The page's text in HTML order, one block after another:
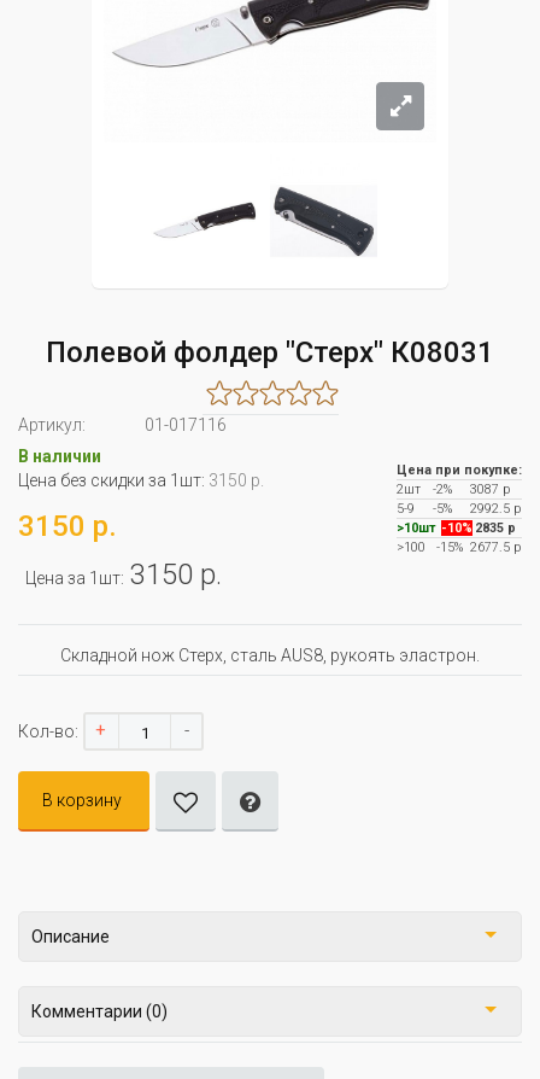
Полевой фолдер "Стерх" К08031
Артикул:
01-017116
В наличии
Цена без скидки за 1шт: 3150 р.
3150 р.
Цена за 1шт: 3150 р.
Цена при покупке:
2шт
-2%
3087 р
5-9
-5%
2992.5 р
>10шт -10% 2835 р
>100
-15% 2677.5 р
Складной нож Стерх, сталь AUS8, рукоять эластрон.
Кол-во: + -
В корзину
Описание
Комментарии (0)